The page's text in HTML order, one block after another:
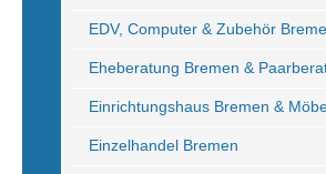
EDV, Computer & Zubehör
Eheberatung Bremen &
Einrichtungshaus Bremen &
Einzelhandel Bremen